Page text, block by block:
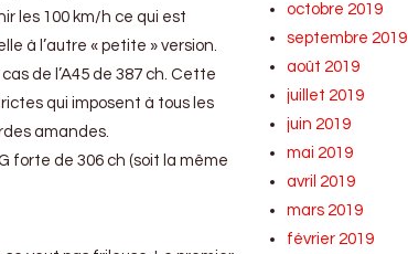
les 100 km/h ce qui est
à l’autre « petite » version.
de l’A45 de 387 ch. Cette
qui imposent à tous les
amandes.
forte de 306 ch (soit la même
octobre 2019
septembre 2019
août 2019
juillet 2019
juin 2019
mai 2019
avril 2019
mars 2019
février 2019